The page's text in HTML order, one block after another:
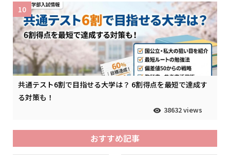
共通テスト6割で目指せる大学は？ 6割得点を最短で達成す
る対策も！
38632 views
10
おすすめ記事